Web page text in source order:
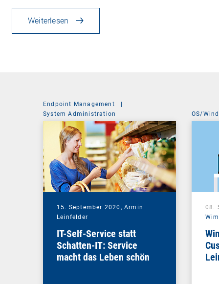
Weiterlesen
Endpoint Management
System Administration
15. September 2020, Armin
Leinfelder
IT-Self-Service statt
Schatten-IT: Service
macht das Leben schön
OS/
08.